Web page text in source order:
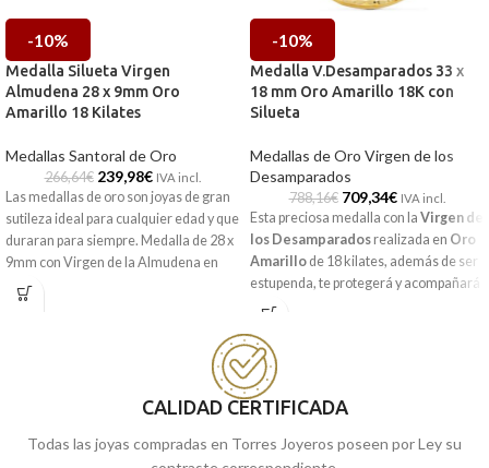
-10%
Medalla Silueta Virgen
Almudena 28 x 9mm Oro
Amarillo 18 Kilates
Medallas Santoral de Oro
266,64€ 239,98€ IVA incl.
Las medallas de oro son joyas de gran
sutileza ideal para cualquier edad y que
duraran para siempre. Medalla de 28 x
9mm con Virgen de la Almudena en
Oro Amarillo de 18 kilates y precioso
forma en silueta.
en nuestras tiendas de
online y te la
-10%
Medalla V.Desamparados 33 x
18 mm Oro Amarillo 18K con
Silueta
Medallas de Oro Virgen de los
Desamparados
788,16€ 709,34€ IVA incl.
Esta preciosa medalla con la Virgen de
los Desamparadosrealizada en Oro
Amarillo de 18 kilates, además de ser
estupenda, te protegerá y acompañará
a diario. 33 x 18 mm y realistas detallas
Recógela
Málaga, o cómprala online y te la
enviamos a casa.
CALIDAD CERTIFICADA
Todas las joyas compradas en Torres Joyeros poseen por Ley su